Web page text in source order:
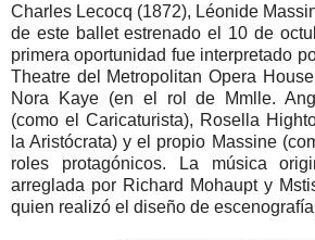
Charles Lecocq (1872), Léonide
de este ballet estrenado el 10 de
primera oportunidad fue interpretado
Theatre del Metropolitan Opera
Nora Kaye (en el rol de Mmlle.
(como el Caricaturista), Rosella
la Aristócrata) y el propio Massine
roles protagónicos. La música
arreglada por Richard Mohaupt y
quien realizó el diseño de